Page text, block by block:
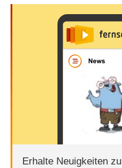
Erhalte Neuigkeiten zu